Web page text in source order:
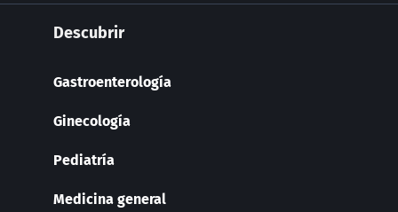
Descubrir
Gastroenterología
Ginecología
Pediatría
Medicina general